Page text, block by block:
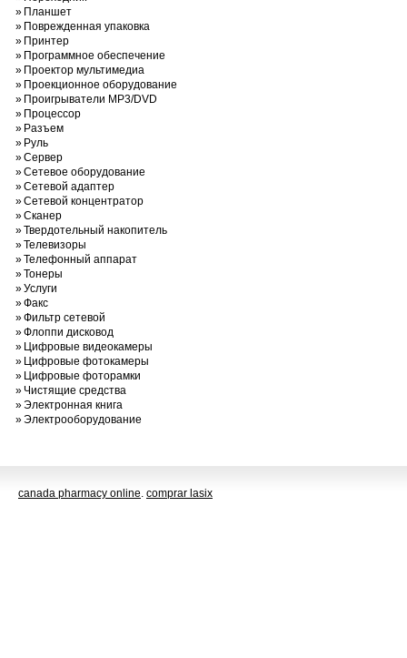
» Планшет
» Поврежденная упаковка
» Принтер
» Программное обеспечение
» Проектор мультимедиа
» Проекционное оборудование
» Проигрыватели MP3/DVD
» Процессор
» Разъем
» Руль
»Сервер
»Сетевое оборудование
»Сетевой адаптер
»Сетевой концентратор
»Сканер
»Твердотельный накопитель
»Телевизоры
»Телефонный аппарат
»Тонеры
»Услуги
»Факс
»Фильтр сетевой
»Флоппи дисковод
» Цифровые видеокамеры
» Цифровые фотокамеры
» Цифровые фоторамки
» Чистящие средства
»Электронная книга
»Электрооборудование
canada pharmacy online. comprar lasix